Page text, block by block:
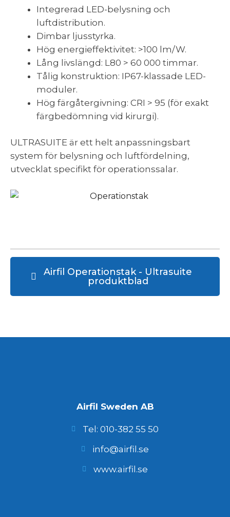
Integrerad LED-belysning och
luftdistribution.
Dimbar ljusstyrka.
Hög energieffektivitet: >100 lm/W.
Lång livslängd: L80 > 60 000 timmar.
Tålig konstruktion: IP67-klassade LED-
moduler.
Hög färgåtergivning: CRI > 95 (för exakt
färgbedömning vid kirurgi).
ULTRASUITE är ett helt anpassningsbart
system för belysning och luftfördelning,
utvecklat specifikt för operationssalar.
Airfil Operationstak - Ultrasuite
produktblad
Airfil Sweden AB
Tel: 010-382 55 50
info@airfil.se
www.airfil.se